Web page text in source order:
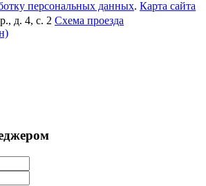
персональных данных. Карта сайта
д. 4, с. 2 Схема проезда